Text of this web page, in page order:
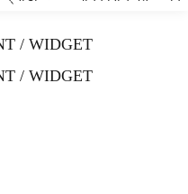
/ WIDGET
/ WIDGET